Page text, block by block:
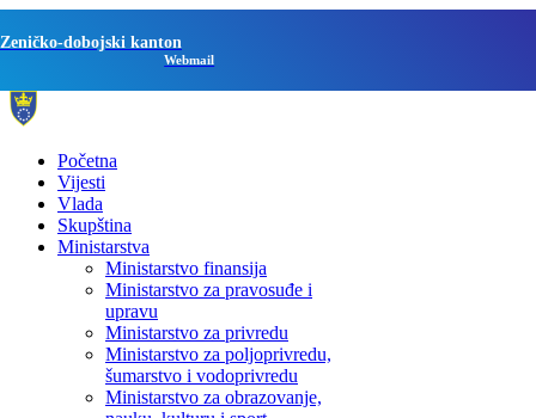
Zeničko-dobojski kanton
Webmail
Početna
Vijesti
Vlada
Skupština
Ministarstva
Ministarstvo finansija
Ministarstvo za pravosuđe i
upravu
Ministarstvo za privredu
Ministarstvo za poljoprivredu,
šumarstvo i vodoprivredu
Ministarstvo za obrazovanje,